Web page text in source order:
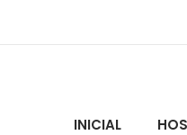
INICIAL